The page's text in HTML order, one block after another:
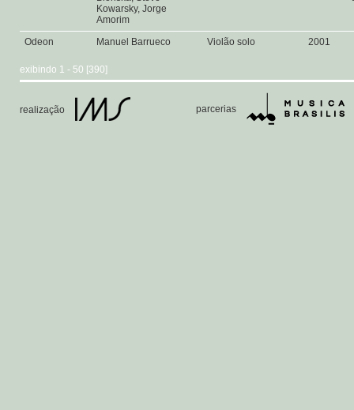
Kowarsky, Jorge
Amorim
Odeon Manuel Barrueco Violão solo 2001
exibindo 1 - 50 [390]
realização parcerias